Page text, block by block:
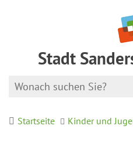
Stadt
Startseite Kinder und